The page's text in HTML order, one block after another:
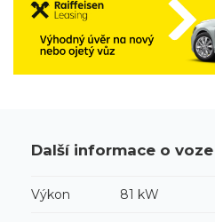
Další informace o voze
Výkon 81 kW